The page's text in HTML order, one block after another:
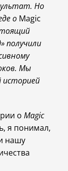
Но
о Magic
получили
Мы
историей
о Magic
я понимал,
нашу